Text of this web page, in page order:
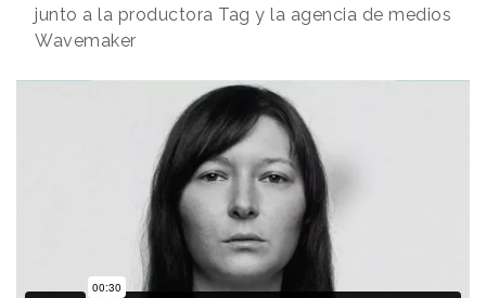
junto a la productora Tag y la agencia de medios
Wavemaker